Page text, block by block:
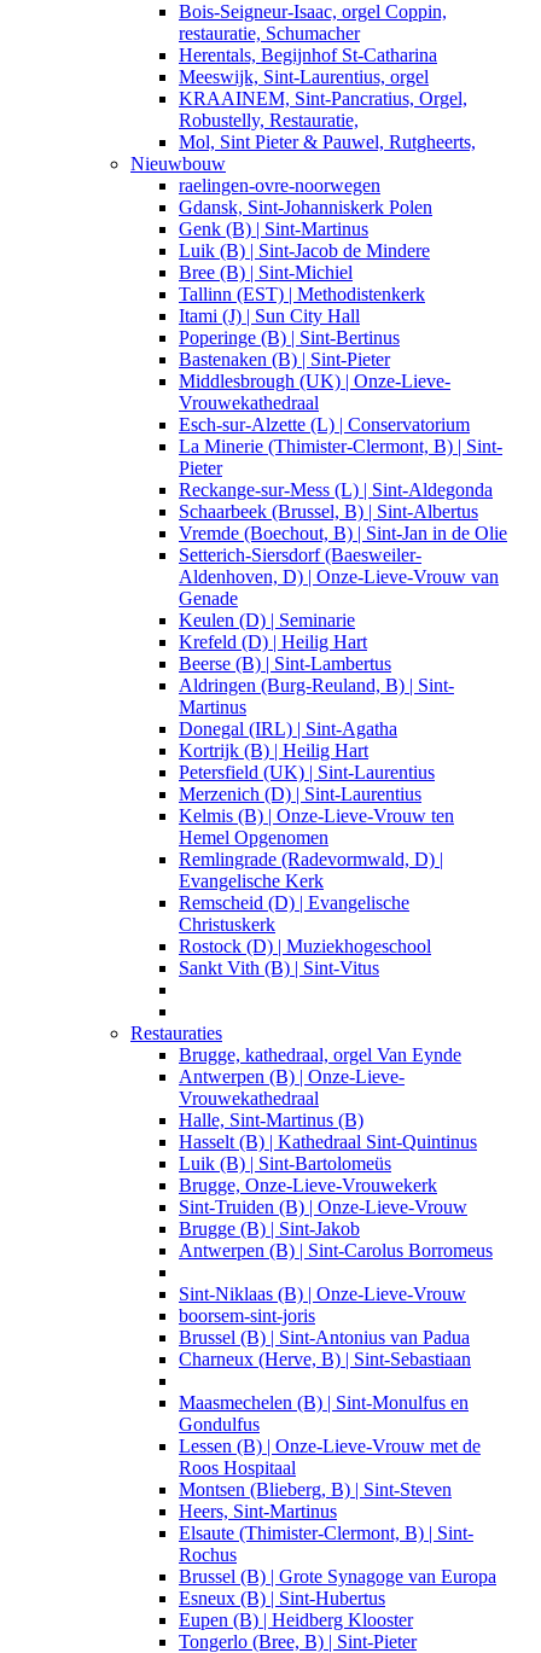
Bois-Seigneur-Isaac, orgel Coppin,
restauratie, Schumacher
Herentals, Begijnhof St-Catharina
Meeswijk, Sint-Laurentius, orgel
KRAAINEM, Sint-Pancratius, Orgel,
Robustelly, Restauratie,
Mol, Sint Pieter & Pauwel, Rutgheerts,
Nieuwbouw
raelingen-ovre-noorwegen
Gdansk, Sint-Johanniskerk Polen
Genk (B) | Sint-Martinus
Luik (B) | Sint-Jacob de Mindere
Bree (B) | Sint-Michiel
Tallinn (EST) | Methodistenkerk
Itami (J) | Sun City Hall
Poperinge (B) | Sint-Bertinus
Bastenaken (B) | Sint-Pieter
Middlesbrough (UK) | Onze-Lieve-
Vrouwekathedraal
Esch-sur-Alzette (L) | Conservatorium
La Minerie (Thimister-Clermont, B) | Sint-
Pieter
Reckange-sur-Mess (L) | Sint-Aldegonda
Schaarbeek (Brussel, B) | Sint-Albertus
Vremde (Boechout, B) | Sint-Jan in de Olie
Setterich-Siersdorf (Baesweiler-
Aldenhoven, D) | Onze-Lieve-Vrouw van
Genade
Keulen (D) | Seminarie
Krefeld (D) | Heilig Hart
Beerse (B) | Sint-Lambertus
Aldringen (Burg-Reuland, B) | Sint-
Martinus
Donegal (IRL) | Sint-Agatha
Kortrijk (B) | Heilig Hart
Petersfield (UK) | Sint-Laurentius
Merzenich (D) | Sint-Laurentius
Kelmis (B) | Onze-Lieve-Vrouw ten
Hemel Opgenomen
Remlingrade (Radevormwald, D) |
Evangelische Kerk
Remscheid (D) | Evangelische
Christuskerk
Rostock (D) | Muziekhogeschool
Sankt Vith (B) | Sint-Vitus
Restauraties
Brugge, kathedraal, orgel Van Eynde
Antwerpen (B) | Onze-Lieve-
Vrouwekathedraal
Halle, Sint-Martinus (B)
Hasselt (B) | Kathedraal Sint-Quintinus
Luik (B) | Sint-Bartolomeüs
Brugge, Onze-Lieve-Vrouwekerk
Sint-Truiden (B) | Onze-Lieve-Vrouw
Brugge (B) | Sint-Jakob
Antwerpen (B) | Sint-Carolus Borromeus
Sint-Niklaas (B) | Onze-Lieve-Vrouw
boorsem-sint-joris
Brussel (B) | Sint-Antonius van Padua
Charneux (Herve, B) | Sint-Sebastiaan
Maasmechelen (B) | Sint-Monulfus en
Gondulfus
Lessen (B) | Onze-Lieve-Vrouw met de
Roos Hospitaal
Montsen (Blieberg, B) | Sint-Steven
Heers, Sint-Martinus
Elsaute (Thimister-Clermont, B) | Sint-
Rochus
Brussel (B) | Grote Synagoge van Europa
Esneux (B) | Sint-Hubertus
Eupen (B) | Heidberg Klooster
Tongerlo (Bree, B) | Sint-Pieter